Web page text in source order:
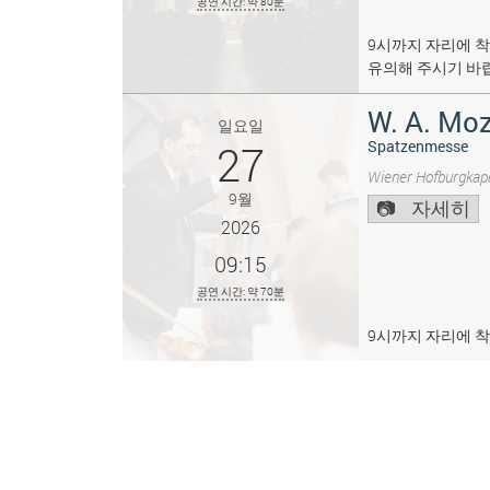
9시까지 자리에
유의해 주시기 바
일요일
27
9월
2026
09:15
공연 시간: 약 70분
W. A.
Spatzenmesse
Wiener
자세히
9시까지 자리에